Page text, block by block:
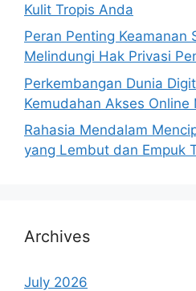
Kulit Tropis Anda
Peran Penting Keamanan
Melindungi Hak Privasi
Perkembangan Dunia
Kemudahan Akses Online
Rahasia Mendalam
yang Lembut dan Empuk
Archives
July 2026